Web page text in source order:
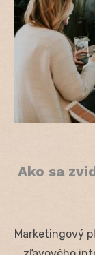
Ako sa
Marketingový